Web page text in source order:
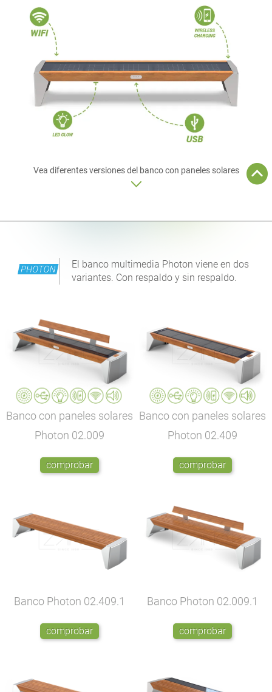
Vea diferentes versiones del banco con paneles solares
El banco multimedia Photon viene en dos
variantes. Con respaldo y sin respaldo.
Banco con paneles solares
Photon 02.009
comprobar
Banco con paneles solares
Photon 02.409
comprobar
Banco Photon 02.409.1
comprobar
Banco Photon 02.009.1
comprobar